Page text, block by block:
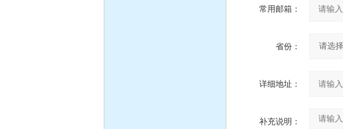
常用邮箱：
省份：
详细地址：
补充说明：